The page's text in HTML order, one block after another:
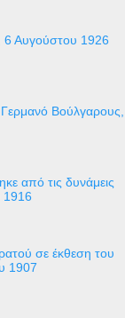
6 Αυγούστου 1926
Βούλγαρους,
από τις δυνάμεις
1916
σε έκθεση του
1907